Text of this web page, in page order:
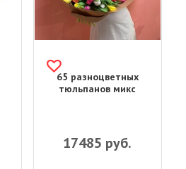
65 разноцветных
тюльпанов микс
17485 руб.